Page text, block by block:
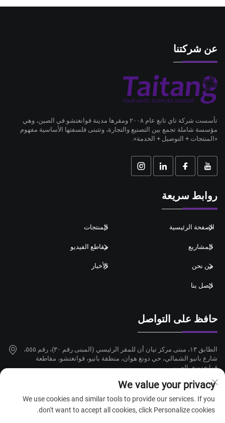
عن شركتنا
تأسست شركة تاي تانغ عام ٢٠٠٨ ومقرها مدينة قوانغتشو في الصين، وهي
مؤسسة شاملة تجمع بين التصنيع والتجارة، وتتبنى فلسفتها الأساسية مفهوم
«المنتجات + التوصيل + الخدمة».
روابط سريعة
الصفحة الرئيسية المنتجات
المشاريع مقاطع الفيديو
من نحن الأخبار
اتصل بنا
حافظ على التواصل
الطابق ١٣، مبنى مركز تيان أن للمقر الرئيسي (المبنى رقم ٣٠)، رقم ٥٥٥،
شارع بانيو الشمالي، حي دونغ هوان، منطقة بانيو، قوانغتشو، مقاطعة
قوانغدونغ، الصين
+86-18924068214
We value your privacy
We use cookies and similar tools to provide our services. If you
don't want to accept all cookies, click Personalize cookies.